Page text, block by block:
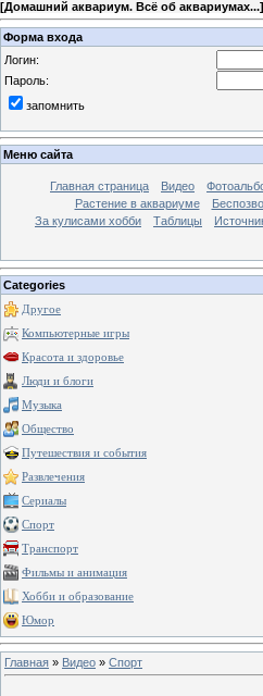
[Домашний аквариум. Всё об аквариумах...]
Форма входа
Логин:
Пароль:
запомнить
Меню сайта
Главная страница Видео
Растение в аквариуме
За кулисами хобби
Таблицы
Categories
Другое
Компьютерные игры
Красота и здоровье
Люди и блоги
Музыка
Общество
Путешествия и события
Развлечения
Сериалы
Спорт
Транспорт
Фильмы и анимация
Хобби и образование
Юмор
Главная » Видео » Спорт